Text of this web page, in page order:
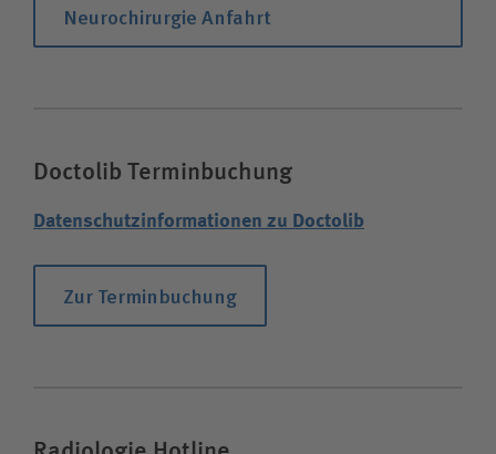
Neurochirurgie Anfahrt
Doctolib Terminbuchung
Datenschutzinformationen zu Doctolib
Zur Terminbuchung